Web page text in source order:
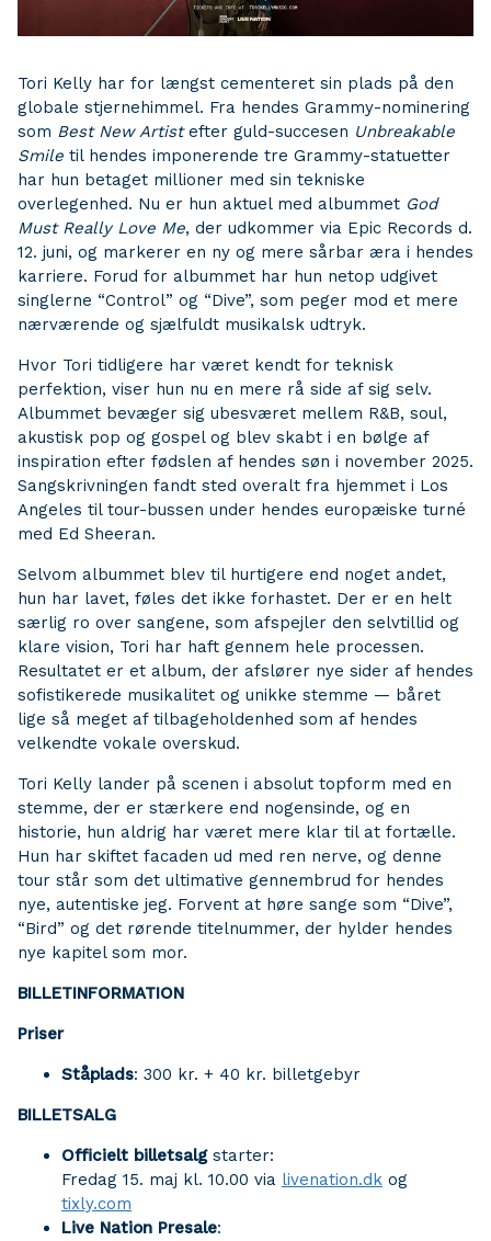
Tori Kelly har for længst cementeret sin plads på den
globale stjernehimmel. Fra hendes Grammy-nominering
som Best New Artistefter guld-succesen Unbreakable
Smile til hendes imponerende tre Grammy-statuetter
har hun betaget millioner med sin tekniske
overlegenhed. Nu er hun aktuel med albummet God
Must Really Love Me, der udkommer via Epic Records d.
12. juni, og markerer en ny og mere sårbar æra i hendes
karriere. Forud for albummet har hun netop udgivet
singlerne “Control” og “Dive”, som peger mod et mere
nærværende og sjælfuldt musikalsk udtryk.
Hvor Tori tidligere har været kendt for teknisk
perfektion, viser hun nu en mere rå side af sig selv.
Albummet bevæger sig ubesværet mellem R&B, soul,
akustisk pop og gospel og blev skabt i en bølge af
inspiration efter fødslen af hendes søn i november 2025.
Sangskrivningen fandt sted overalt fra hjemmet i Los
Angeles til tour-bussen under hendes europæiske turné
med Ed Sheeran.
Selvom albummet blev til hurtigere end noget andet,
hun har lavet, føles det ikke forhastet. Der er en helt
særlig ro over sangene, som afspejler den selvtillid og
klare vision, Tori har haft gennem hele processen.
Resultatet er et album, der afslører nye sider af hendes
sofistikerede musikalitet og unikke stemme — båret
lige så meget af tilbageholdenhed som af hendes
velkendte vokale overskud.
Tori Kelly lander på scenen i absolut topform med en
stemme, der er stærkere end nogensinde, og en
historie, hun aldrig har været mere klar til at fortælle.
Hun har skiftet facaden ud med ren nerve, og denne
tour står som det ultimative gennembrud for hendes
nye, autentiske jeg. Forvent at høre sange som “Dive”,
“Bird” og det rørende titelnummer, der hylder hendes
nye kapitel som mor.
BILLETINFORMATION
Priser
Ståplads: 300 kr. + 40 kr. billetgebyr
BILLETSALG
Officielt billetsalgstarter:
Fredag 15. maj kl. 10.00 via livenation.dk og
tixly.com
Live Nation Presale: